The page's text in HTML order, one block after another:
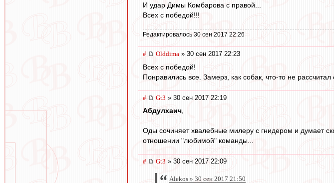
И удар Димы Комбарова с правой...
Всех с победой!!!
Редактировалось 30 сен 2017 22:26
# Olddima » 30 сен 2017 22:23
Всех с победой!
Понравились все. Замерз, как собак, что-то не рассчитал
# Gt3 » 30 сен 2017 22:19
Абдулхаич,
Оды сочиняет хвалебные милеру с гнидером и думает
отношении "любимой" команды...
# Gt3 » 30 сен 2017 22:09
Alekos » 30 сен 2017 21:50